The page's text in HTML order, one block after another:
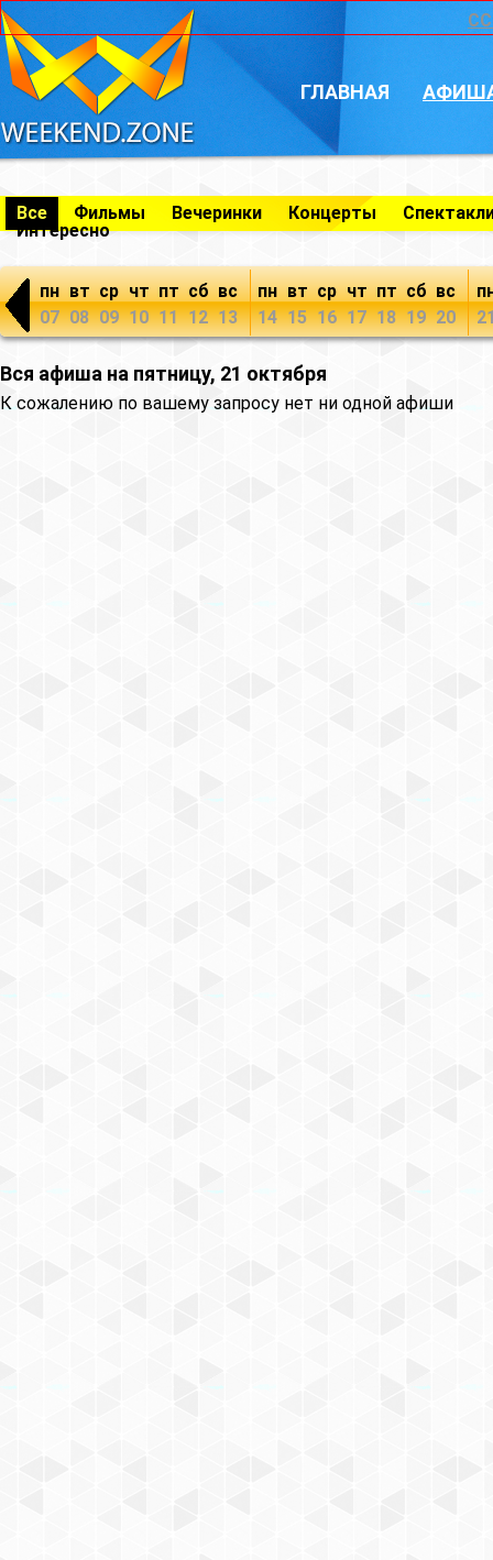
ГЛАВНАЯ
Все Фильмы Вечеринки Концерты
Интересно
пн
07
вт
08
ср
09
чт
10
пт
11
сб
12
вс
13
пн
14
вт
15
ср
16
чт
17
пт
18
сб
19
вс
20
Вся афиша на пятницу, 21 октября
К сожалению по вашему запросу нет ни одной афиши